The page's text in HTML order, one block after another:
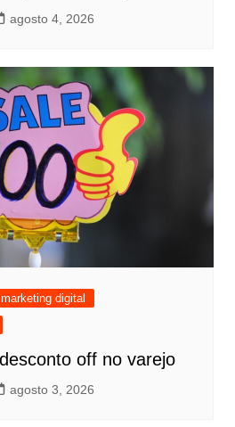
agosto 4, 2026
marketing digital
off no varejo
agosto 3, 2026